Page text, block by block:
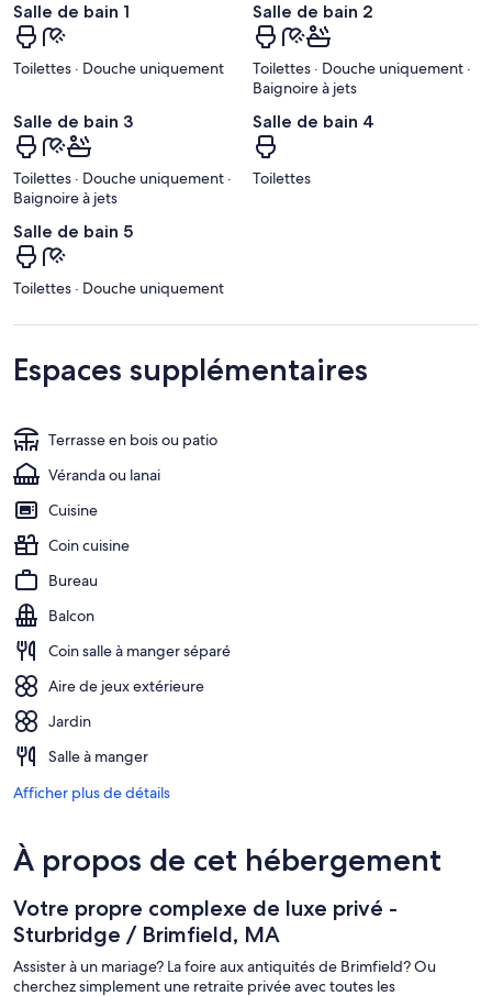
Salle de bain 1
Toilettes · Douche uniquement
Salle de bain 2
Toilettes · Douche uniquement ·
Baignoire à jets
Salle de bain 3
Toilettes · Douche uniquement ·
Baignoire à jets
Salle de bain 4
Toilettes
Salle de bain 5
Toilettes · Douche uniquement
Espaces supplémentaires
Terrasse en bois ou patio
Véranda ou lanai
Cuisine
Coin cuisine
Bureau
Balcon
Coin salle à manger séparé
Aire de jeux extérieure
Jardin
Salle à manger
Afficher plus de détails
À propos de cet hébergement
Votre propre complexe de luxe privé -
Sturbridge / Brimfield, MA
Assister à un mariage? La foire aux antiquités de Brimfield? Ou
cherchez simplement une retraite privée avec toutes les